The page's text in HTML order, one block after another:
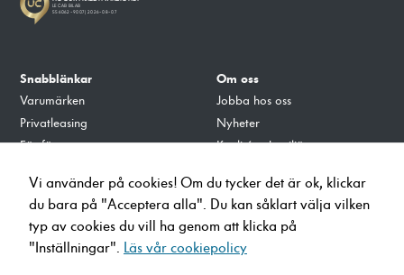
Snabblänkar
Varumärken
Privatleasing
För företag
Verkstad
Ladda på Lecab
Om oss
Jobba hos oss
Nyheter
Kvalité och miljö
Vi använder på cookies! Om du tycker det är ok, klickar
du bara på "Acceptera alla". Du kan såklart välja vilken
typ av cookies du vill ha genom att klicka på
"Inställningar". Läs vår cookiepolicy
går inte att
välja bort. De
behövs för att
Statistik
För att vi ska